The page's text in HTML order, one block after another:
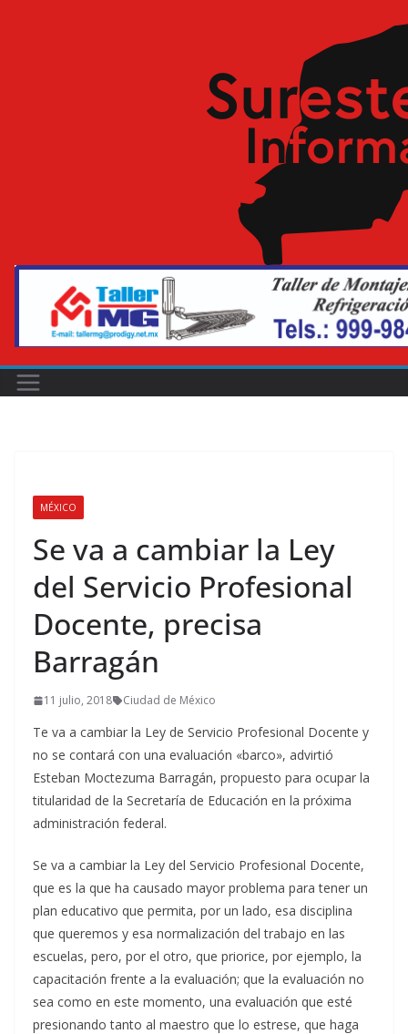
MÉXICO
Se va a cambiar la Ley
del Servicio Profesional
Docente, precisa
Barragán
11 julio, 2018 Ciudad de México
Te va a cambiar la Ley de Servicio Profesional Docente y
no se contará con una evaluación «barco», advirtió
Esteban Moctezuma Barragán, propuesto para ocupar la
titularidad de la Secretaría de Educación en la próxima
administración federal.
Se va a cambiar la Ley del Servicio Profesional Docente,
que es la que ha causado mayor problema para tener un
plan educativo que permita, por un lado, esa disciplina
que queremos y esa normalización del trabajo en las
escuelas, pero, por el otro, que priorice, por ejemplo, la
capacitación frente a la evaluación; que la evaluación no
sea como en este momento, una evaluación que esté
presionando tanto al maestro que lo estrese, que haga